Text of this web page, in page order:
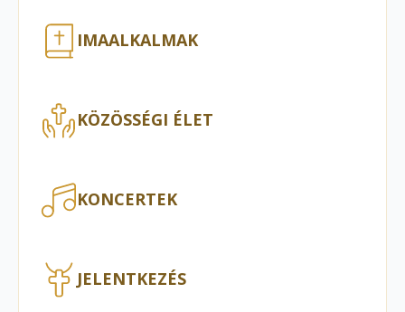
IMAALKALMAK
KÖZÖSSÉGI ÉLET
KONCERTEK
JELENTKEZÉS